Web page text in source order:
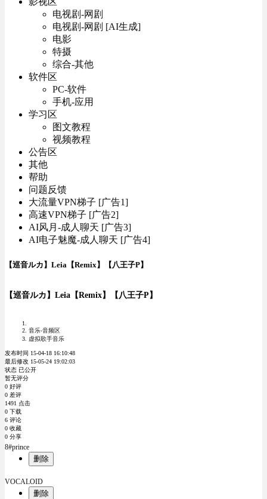
电视剧-网剧
电视剧-网剧 [AI生成]
电影
特摄
综合-其他
软件区
PC-软件
手机-应用
学习区
图文教程
视频教程
公告区
其他
帮助
问题反馈
大流量VPN梯子 [广告1]
高速VPN梯子 [广告2]
AI风月-成人聊天 [广告3]
AI电子魅魔-成人聊天 [广告4]
【巡音ルカ】Leia【Remix】【八王子P】
【巡音ルカ】Leia【Remix】【八王子P】
音乐-音频区
虚拟歌手音乐
发布时间 15-04-18 16:10:48
最后修改 15-05-24 19:02:03
状态 已公开
暂无评分
0 好评
0 差评
1491 点击
0 下载
6 评论
0 收藏
0 分享
8#prince
删除
VOCALOID
删除